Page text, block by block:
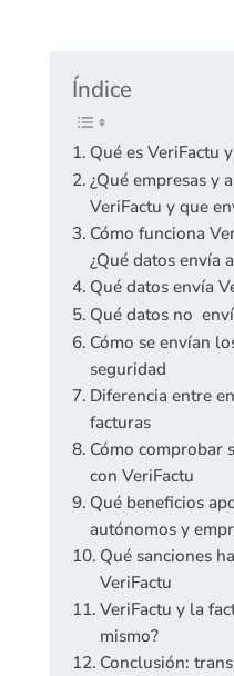
Índice
Qué es VeriFactu
¿Qué empresas y
VeriFactu y que
Cómo funciona
¿Qué datos envía
Qué datos envía
Qué datos no
Cómo se envían
seguridad
Diferencia entre
facturas
Cómo comprobar
con VeriFactu
Qué beneficios
autónomos y
Qué sanciones
VeriFactu
VeriFactu y la
mismo?
Conclusión: